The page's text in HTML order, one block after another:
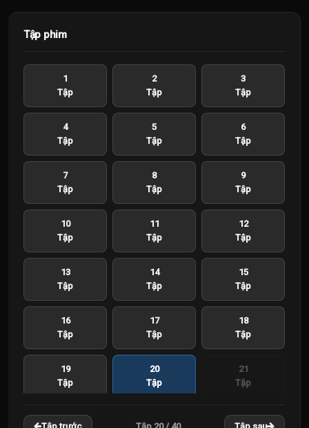
Tập phim
1
Tập
2
Tập
3
Tập
4
Tập
5
Tập
6
Tập
7
Tập
8
Tập
9
Tập
10
Tập
11
Tập
12
Tập
13
Tập
14
Tập
15
Tập
16
Tập
17
Tập
18
Tập
19
Tập
20
Tập
21
Tập
22
24
Tập 20 / 40